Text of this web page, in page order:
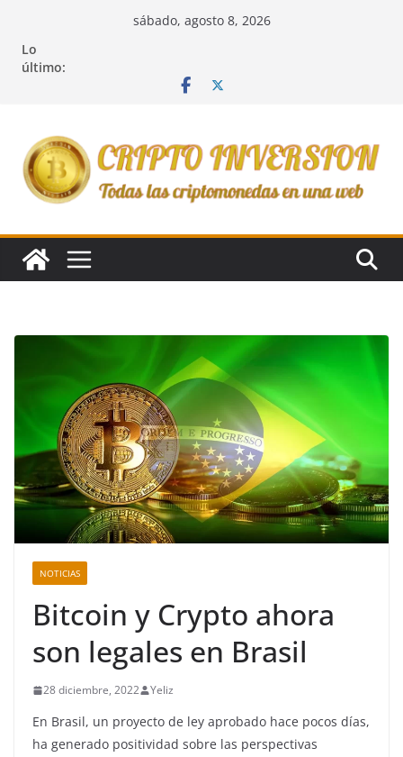
contenido
sábado, agosto 8, 2026
Lo
último:
NOTICIAS
Bitcoin y Crypto ahora
son legales en Brasil
28 diciembre, 2022 Yeliz
En Brasil, un proyecto de ley aprobado hace pocos días,
ha generado positividad sobre las perspectivas